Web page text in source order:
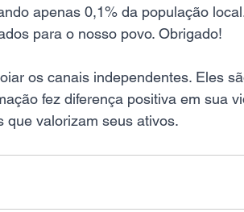
apenas 0,1% da população
para o nosso povo. Obrigado!
os canais independentes. Eles
fez diferença positiva em sua
que valorizam seus ativos.